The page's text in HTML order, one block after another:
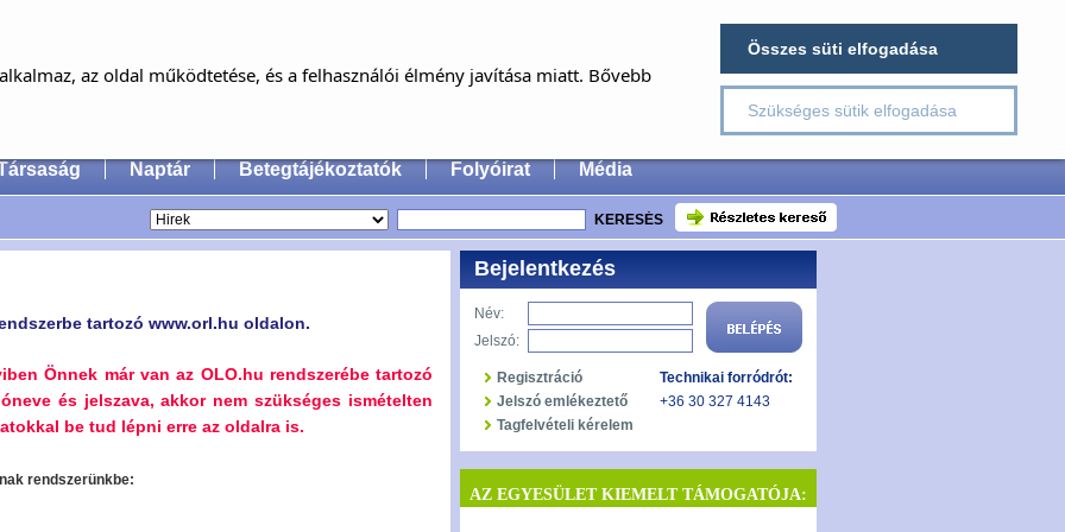
ORVOSOK EGYESÜLETE
Naptár Betegtájékoztatók Folyóirat Média
×
tartozó www.orl.hu oldalon.
Önnek már van az OLO.hu rendszerébe tartozó
és jelszava, akkor nem szükséges ismételten
be tud lépni erre az oldalra is.
rendszerünkbe:
Bejelentkezés
Név:
Jelszó:
Regisztráció
Jelszó emlékeztető
Tagfelvételi kérelem
Technikai forródrót:
+36 30 327 4143
AZ EGYESÜLET KIEMELT TÁMOGATÓJA:
az oldal működtetése, és a felhasználói élmény javítása miatt. Bővebb
Összes süti elfogadása
Szükséges sütik elfogadása